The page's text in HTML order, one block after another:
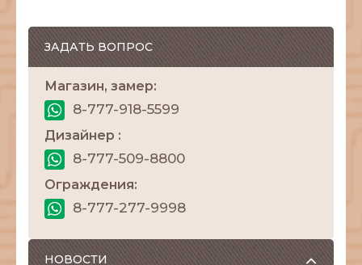
ЗАДАТЬ ВОПРОС
Магазин, замер:
8-777-918-5599
Дизайнер :
8-777-509-8800
Ограждения:
8-777-277-9998
НОВОСТИ